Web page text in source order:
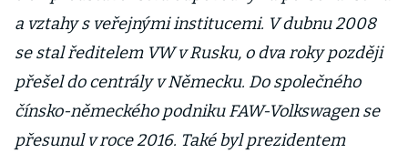
a vztahy s veřejnými institucemi. V dubnu 2008
se stal ředitelem VW v Rusku, o dva roky později
přešel do centrály v Německu. Do společného
čínsko-německého podniku FAW-Volkswagen se
přesunul v roce 2016. Také byl prezidentem